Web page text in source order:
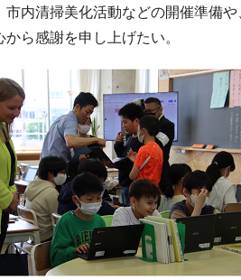
市内清掃美化活動などの開催準備
から感謝を申し上げたい。